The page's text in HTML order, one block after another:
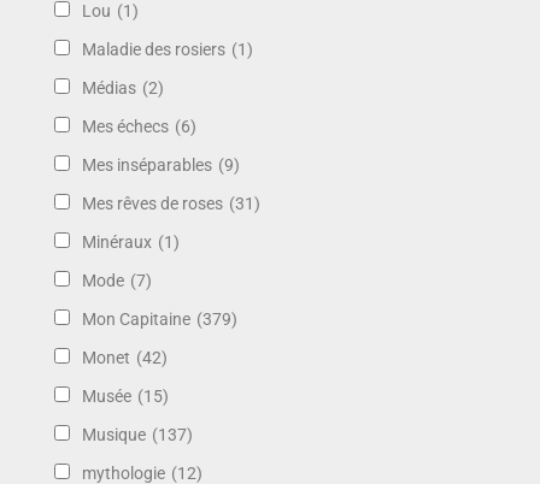
Lou (1)
Maladie des rosiers (1)
Médias (2)
Mes échecs (6)
Mes inséparables (9)
Mes rêves de roses (31)
Minéraux (1)
Mode (7)
Mon Capitaine (379)
Monet (42)
Musée (15)
Musique (137)
mythologie (12)